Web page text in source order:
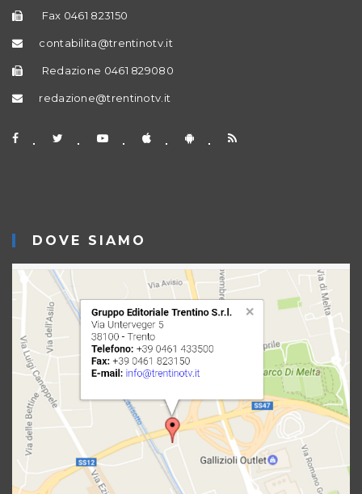
Fax 0461 823150
contabilita@trentinotv.it
Redazione 0461 829080
redazione@trentinotv.it
DOVE SIAMO